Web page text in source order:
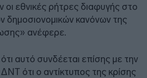
εθνικές ρήτρες διαφυγής στο
δημοσιονομικών κανόνων της
ανέφερε.
αυτό συνδέεται επίσης με την
ότι ο αντίκτυπος της κρίσης